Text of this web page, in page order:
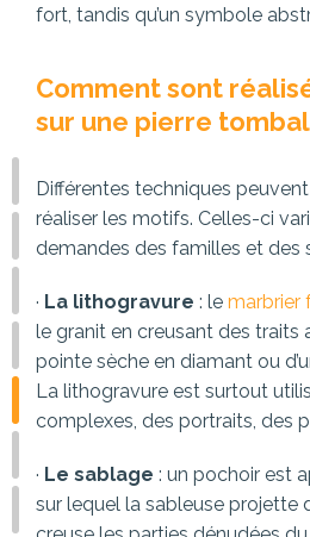
fort, tandis qu’un symbole
Comment sont
sur une pierre
Différentes techniques
réaliser les motifs. Celles-ci
demandes des familles et des
· La lithogravure : le marbrier
le granit en creusant des traits
pointe sèche en diamant ou
La lithogravure est surtout
complexes, des portraits, des
· Le sablage : un pochoir est
sur lequel la sableuse projette